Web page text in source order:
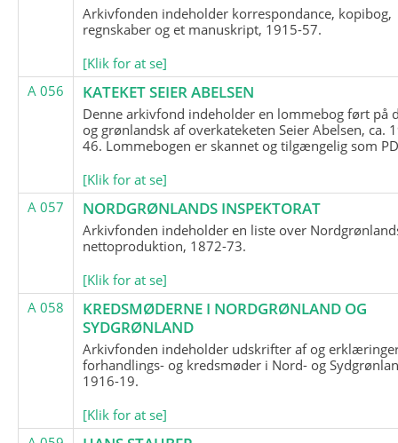
Arkivfonden indeholder korrespondance, kopibog,
regnskaber og et manuskript, 1915-57.
[Klik for at se]
A 056
KATEKET SEIER ABELSEN
Denne arkivfond indeholder en lommebog ført på
og grønlandsk af overkateketen Seier Abelsen, ca.
46. Lommebogen er skannet og tilgængelig som
[Klik for at se]
A 057
NORDGRØNLANDS INSPEKTORAT
Arkivfonden indeholder en liste over
nettoproduktion, 1872-73.
[Klik for at se]
A 058
KREDSMØDERNE I NORDGRØNLAND OG
SYDGRØNLAND
Arkivfonden indeholder udskrifter af og
forhandlings- og kredsmøder i Nord- og
1916-19.
[Klik for at se]